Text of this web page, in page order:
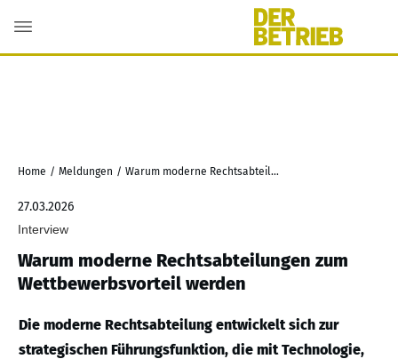
Home / Meldungen / Warum moderne Rechtsabteilungen zum Wettbewerbsvorteil werden
27.03.2026
Interview
Warum moderne Rechtsabteilungen zum
Wettbewerbsvorteil werden
Die moderne Rechtsabteilung entwickelt sich zur
strategischen Führungsfunktion, die mit Technologie,